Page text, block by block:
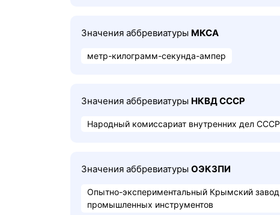
Значения аббревиатуры МКСА
метр-килограмм-секунда-ампер
Значения аббревиатуры НКВД СССР
Народный комиссариат внутренних дел СССР
Значения аббревиатуры ОЭКЗПИ
Опытно-экспериментальный Крымский завод
промышленных инструментов